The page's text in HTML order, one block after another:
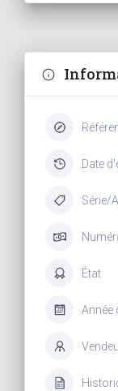
Date
Série/
État
Année